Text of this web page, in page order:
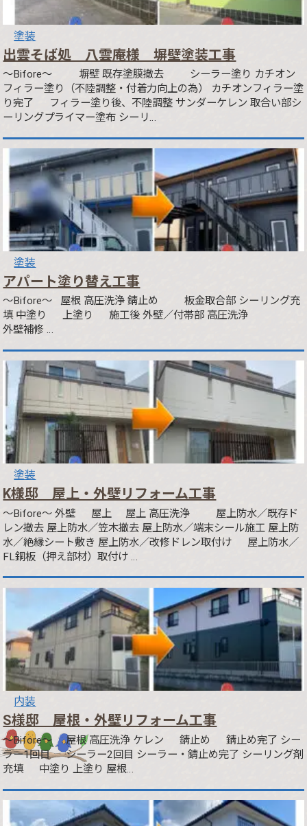
塗装
出雲そば処 八雲庵様 塀壁塗装工事
～Bifore～ 塀壁 既存塗膜撤去 シーラー塗り カチオン
フィラー塗り（不陸調整・付着力向上の為） カチオンフィラー塗
り完了 フィラー塗り後、不陸調整 サンダーケレン 取合い部シ
ーリングプライマー塗布 シーリ…
塗装
アパート塗り替え工事
～Bifore～ 屋根 高圧洗浄 錆止め 板金取合部 シーリング充
填 中塗り 上塗り 施工後 外壁／付帯部 高圧洗浄
外壁補修 …
塗装
K様邸 屋上・外壁リフォーム工事
～Bifore～ 外壁 屋上 屋上 高圧洗浄 屋上防水／既存ド
レン撤去 屋上防水／笠木撤去 屋上防水／端末シール施工 屋上防
水／絶縁シート敷き 屋上防水／改修ドレン取付け 屋上防水／
FL銅板（押え部材）取付け …
内装
S様邸 屋根・外壁リフォーム工事
～Bifore～ 屋根 高圧洗浄 ケレン 錆止め 錆止め完了 シー
ラー1回目 シーラー2回目 シーラー・錆止め完了 シーリング剤
充填 中塗り 上塗り 屋根…